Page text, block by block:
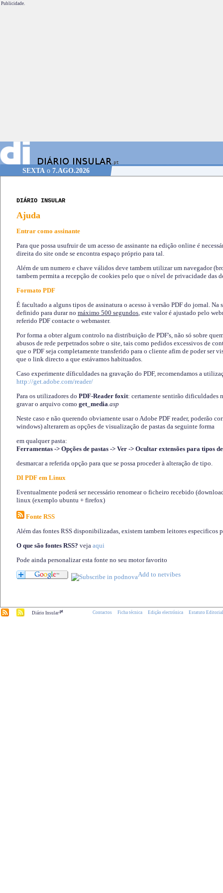
Publicidade.
SEXTA o 7.AGO.2026
DIÁRIO INSULAR
Ajuda
Entrar como assinante
Para que possa usufruir de um acesso de assinante na edição online é
direita do site onde se encontra espaço próprio para tal.
Além de um numero e chave válidos deve tambem utilizar um navegador
tambem permita a recepção de cookies pelo que o nível de privacidade das
Formato PDF
É facultado a alguns tipos de assinatura o acesso à versão PDF do jornal. Na
definido para durar no máximo 500 segundos, este valor é ajustado pelo
referido PDF contacte o webmaster.
Por forma a obter algum controlo na distribuição de PDF's, não só sobre
abusos de rede perpetrados sobre o site, tais como pedidos excessivos de
que o PDF seja completamente transferido para o cliente afim de poder ser
que o link directo a que estávamos habituados.
Caso experimente díficuldades na gravação do PDF, recomendamos a
http://get.adobe.com/reader/
Para os utilizadores do PDF-Reader foxit: certamente sentirão dificuldades
gravar o arquivo como get_media.asp
Neste caso e não querendo obviamente usar o Adobe PDF reader, poderão
windows) alterarem as opções de visualização de pastas da seguinte forma
em qualquer pasta:
Ferramentas -> Opções de pastas -> Ver -> Ocultar extensões para tipos
desmarcar a referida opção para que se possa proceder à alteração de tipo.
DI PDF em Linux
Eventualmente poderá ser necessário renomear o ficheiro recebido
linux (exemplo ubuntu + firefox)
Fonte RSS
Além das fontes RSS disponibilizadas, existem tambem leitores especificos
O que são fontes RSS? veja aqui
Pode ainda personalizar esta fonte no seu motor favorito
Diário Insular.pt Contactos Ficha técnica Edição electrónica Estatuto Editorial